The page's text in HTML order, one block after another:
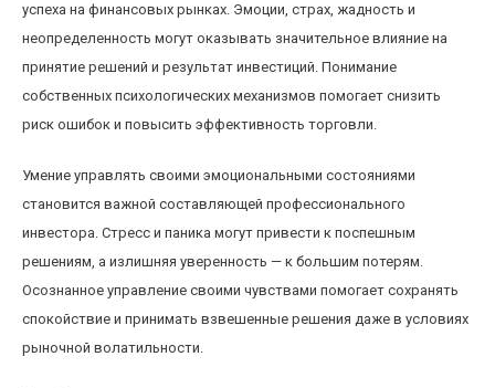
успеха на финансовых рынках. Эмоции, страх, жадность и
неопределенность могут оказывать значительное влияние на
принятие решений и результат инвестиций. Понимание
собственных психологических механизмов помогает снизить
риск ошибок и повысить эффективность торговли.
Умение управлять своими эмоциональными состояниями
становится важной составляющей профессионального
инвестора. Стресс и паника могут привести к поспешным
решениям, а излишняя уверенность — к большим потерям.
Осознанное управление своими чувствами помогает сохранять
спокойствие и принимать взвешенные решения даже в условиях
рыночной волатильности.